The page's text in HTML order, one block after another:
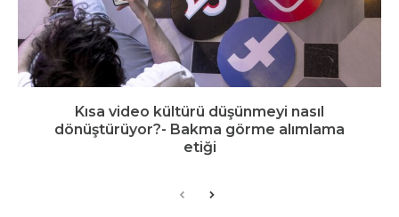
Kısa video kültürü düşünmeyi nasıl
dönüştürüyor?- Bakma görme alımlama
etiği